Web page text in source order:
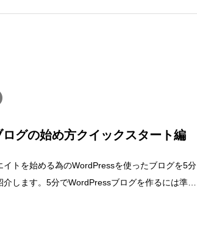
グの始め方クイックスタート編
イトを始める為のWordPressを使ったブログを5分
します。5分でWordPressブログを作るには準備